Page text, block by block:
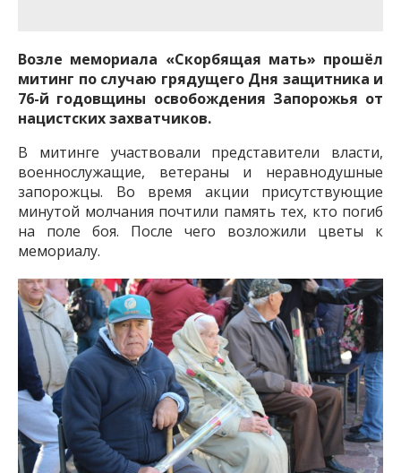
Возле мемориала «Скорбящая мать» прошёл
митинг по случаю грядущего Дня защитника и
76-й годовщины освобождения Запорожья от
нацистских захватчиков.
В митинге участвовали представители власти,
военнослужащие, ветераны и неравнодушные
запорожцы. Во время акции присутствующие
минутой молчания почтили память тех, кто погиб
на поле боя. После чего возложили цветы к
мемориалу.